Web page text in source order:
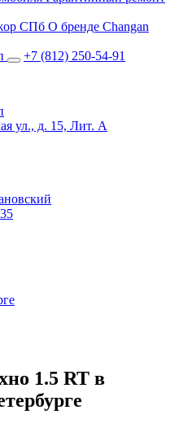
СПб О бренде Changan
+7 (812) 250-54-91
ул., д. 15, Лит. А
1.5 RT в